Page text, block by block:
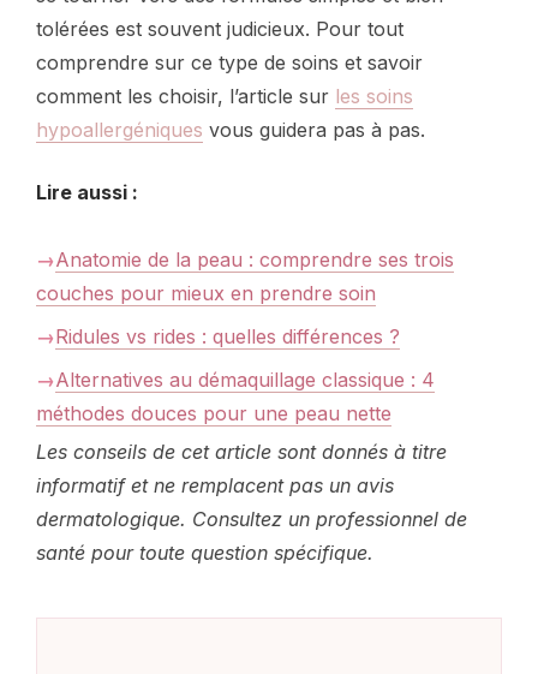
tolérées est souvent judicieux. Pour tout
comprendre sur ce type de soins et savoir
comment les choisir, l’article sur les soins
hypoallergéniques vous guidera pas à pas.
Lire aussi :
Anatomie de la peau : comprendre ses trois
couches pour mieux en prendre soin
Ridules vs rides : quelles différences ?
Alternatives au démaquillage classique : 4
méthodes douces pour une peau nette
Les conseils de cet article sont donnés à titre
informatif et ne remplacent pas un avis
dermatologique. Consultez un professionnel de
santé pour toute question spécifique.